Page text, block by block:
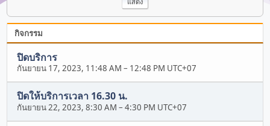
กิจกรรม
ปิดบริการ
กันยายน 17, 2023, 11:48 AM – 12:48 PM UTC+07
ปิดให้บริการเวลา 16.30 น.
กันยายน 22, 2023, 8:30 AM –4:30 PM UTC+07